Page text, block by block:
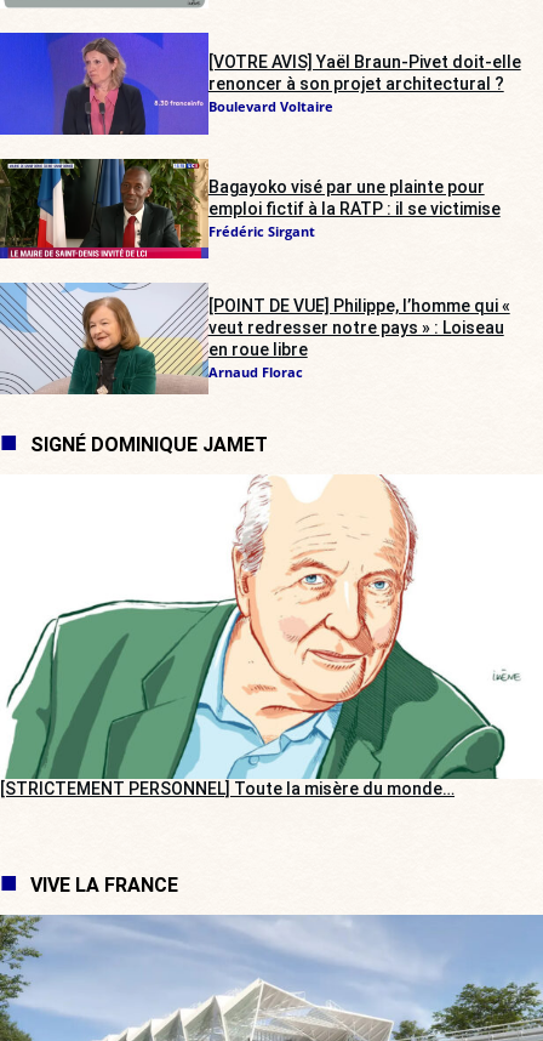
[VOTRE AVIS] Yaël Braun-Pivet doit-elle
renoncer à son projet architectural ?
Boulevard Voltaire
Bagayoko visé par une plainte pour
emploi fictif à la RATP : il se victimise
Frédéric Sirgant
[POINT DE VUE] Philippe, l’homme qui «
veut redresser notre pays » : Loiseau
en roue libre
Arnaud Florac
SIGNÉ DOMINIQUE JAMET
[STRICTEMENT PERSONNEL] Toute la misère du monde…
VIVE LA FRANCE